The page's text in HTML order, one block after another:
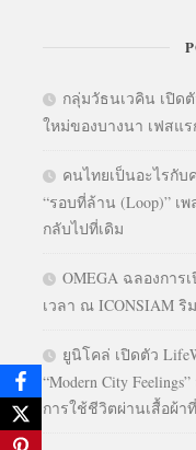
กลุ่มวัธนเวคิน เปิดตั
ใหม่ของบางนา เฟสแ
คนไทยเป็นอะไรกับ
“รอบที่ล้าน (Loop)” เ
กลับไปที่เดิม
OMEGA ฉลองการ
เวลา ณ ICONSIAM ริ
ยูนิโคล่ เปิดตัว
“Modern City
การใช้ชีวิตผ่านเสื้อผ้า